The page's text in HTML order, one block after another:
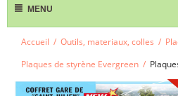
MENU
Accueil / Outils, materiaux, colles /
Plaques de styrène Evergreen /